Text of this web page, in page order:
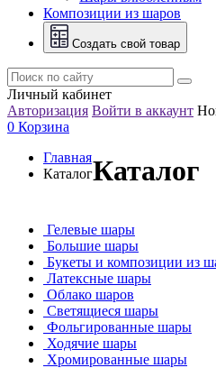
Композиции из шаров
Создать свой товар
Личный кабинет
Авторизация Войти в аккаунт
0 Корзина
Главная
КаталогКаталог
Гелевые шары
Большие шары
Букеты и композиции из
Латексные шары
Облако шаров
Светящиеся шары
Фольгированные шары
Ходячие шары
Хромированные шары